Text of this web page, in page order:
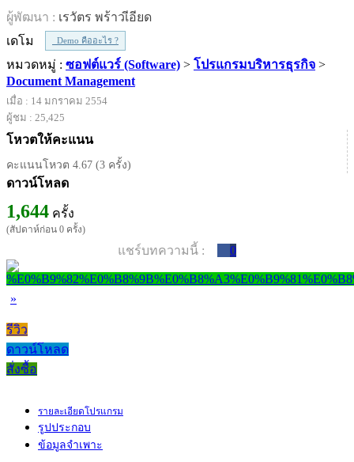
ผู้พัฒนา : เรวัตร พร้าวเีอียด
เดโม
Demo คืออะไร ?
หมวดหมู่ : ซอฟต์แวร์ (Software) > โปรแกรมบริหารธุรกิจ >
Document Management
เมื่อ : 14 มกราคม 2554
ผู้ชม : 25,425
โหวตให้คะแนน
คะแนนโหวต 4.67 (3 ครั้ง)
ดาวน์โหลด
1,644 ครั้ง
(สัปดาห์ก่อน 0 ครั้ง)
แชร์บทความนี้ : 0
»
รีวิว
ดาวน์โหลด
สั่งซื้อ
รายละเอียดโปรแกรม
รูปประกอบ
ข้อมูลจำเพาะ